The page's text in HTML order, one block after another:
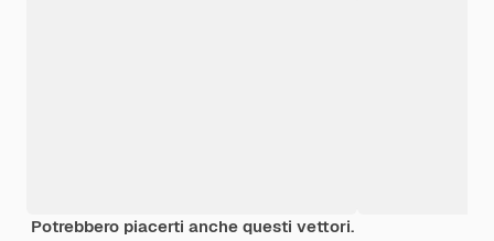
Potrebbero piacerti anche questi vettori.